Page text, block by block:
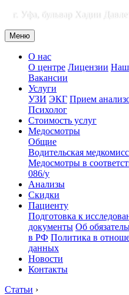
г. Уфа, бульвар Хадии
Меню
О нас
О центре Лицензии Наш
Вакансии
Услуги
УЗИ ЭКГ Прием
Психолог
Стоимость услуг
Медосмотры
Общие
Водительская
Медосмотры в
086/у
Анализы
Скидки
Пациенту
Подготовка к
документы Об
в РФ Политика в
данных
Новости
Контакты
Статьи ›